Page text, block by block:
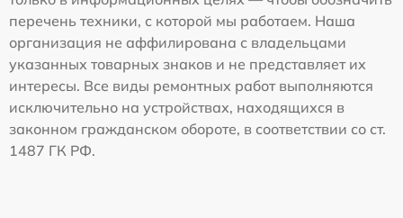
перечень техники, с которой мы работаем. Наша
организация не аффилирована с владельцами
указанных товарных знаков и не представляет их
интересы. Все виды ремонтных работ выполняются
исключительно на устройствах, находящихся в
законном гражданском обороте, в соответствии со ст.
1487 ГК РФ.